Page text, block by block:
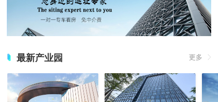
最新产业园 更多